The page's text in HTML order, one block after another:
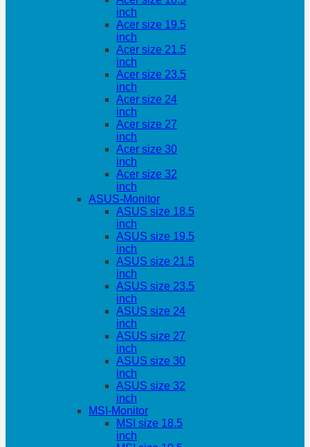
inch
Acer size 19.5
inch
Acer size 21.5
inch
Acer size 23.5
inch
Acer size 24
inch
Acer size 27
inch
Acer size 30
inch
Acer size 32
inch
ASUS-Monitor
ASUS size 18.5
inch
ASUS size 19.5
inch
ASUS size 21.5
inch
ASUS size 23.5
inch
ASUS size 24
inch
ASUS size 27
inch
ASUS size 30
inch
ASUS size 32
inch
MSI-Monitor
MSI size 18.5
inch